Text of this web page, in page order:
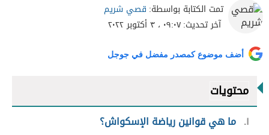
تمت الكتابة بواسطة: قصي شريم
آخر تحديث:٠٩:٠٧ ، ٣ أكتوبر ٢٠٢٢
أضف موضوع كمصدر مفضل في جوجل
محتويات
١ ما هي قوانين رياضة الإسكواش؟